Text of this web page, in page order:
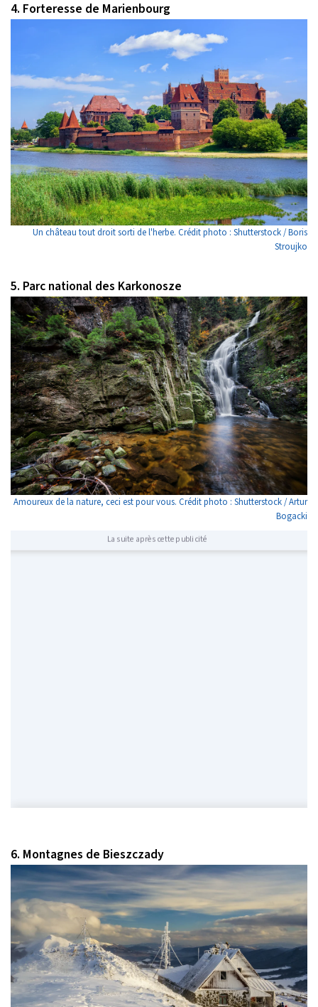
4. Forteresse de Marienbourg
Un château tout droit sorti de l'herbe. Crédit photo : Shutterstock / Boris
Stroujko
5. Parc national des Karkonosze
Amoureux de la nature, ceci est pour vous. Crédit photo : Shutterstock / Artur
Bogacki
La suite après cette publicité
6. Montagnes de Bieszczady